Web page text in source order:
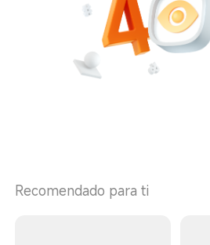
Recomendado para ti